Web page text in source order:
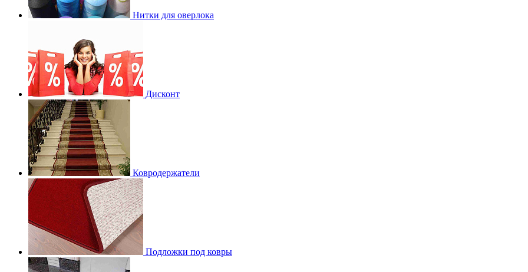
Нитки для оверлока
Дисконт
Ковродержатели
Подложки под ковры